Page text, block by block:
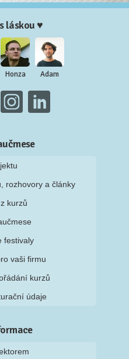
láskou ♥
Honza Adam
rozhovory a články
kurzů
festivaly
vaši firmu
kurzů
údaje